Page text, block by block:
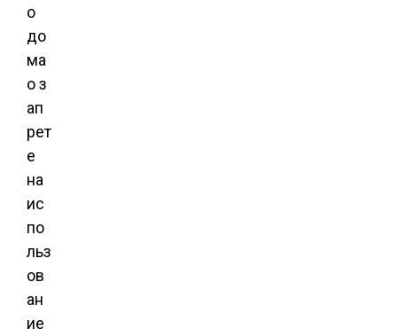
о
до
ма
о з
ап
рет
е
на
ис
по
льз
ов
ан
ие